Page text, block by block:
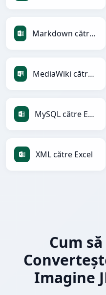
Markdown către Excel
MediaWiki către Excel
MySQL către Excel
XML către Excel
Cum
Imagine